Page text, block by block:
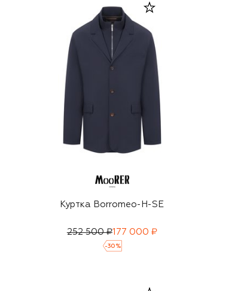
Куртка Borromeo-H-SE
252 500 ₽177 000 ₽
-30 %